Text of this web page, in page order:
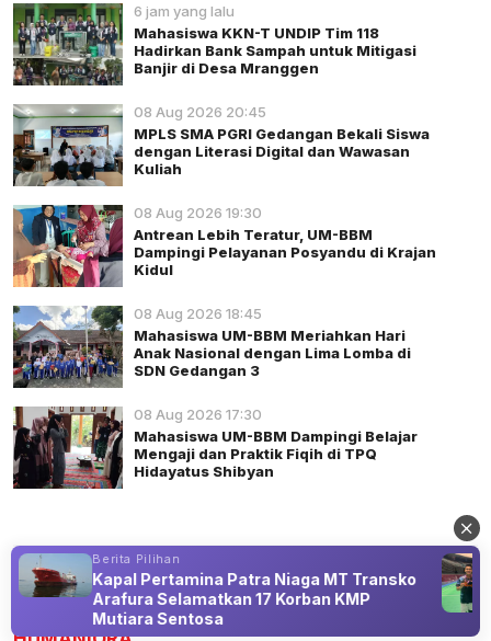
6 jam yang lalu
Mahasiswa KKN-T UNDIP Tim 118
Hadirkan Bank Sampah untuk Mitigasi
Banjir di Desa Mranggen
08 Aug 2026 20:45
MPLS SMA PGRI Gedangan Bekali Siswa
dengan Literasi Digital dan Wawasan
Kuliah
08 Aug 2026 19:30
Antrean Lebih Teratur, UM-BBM
Dampingi Pelayanan Posyandu di Krajan
Kidul
08 Aug 2026 18:45
Mahasiswa UM-BBM Meriahkan Hari
Anak Nasional dengan Lima Lomba di
SDN Gedangan 3
08 Aug 2026 17:30
Mahasiswa UM-BBM Dampingi Belajar
Mengaji dan Praktik Fiqih di TPQ
Hidayatus Shibyan
Advertisement
Berita Pilihan
Kapal Pertamina Patra Niaga MT Transko
Arafura Selamatkan 17 Korban KMP
Mutiara Sentosa